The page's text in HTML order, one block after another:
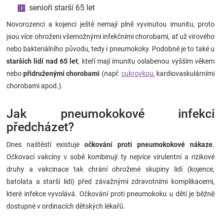
senioři starší 65 let
Novorozenci a kojenci ještě nemají plně vyvinutou imunitu, proto
jsou více ohroženi všemožnými infekčními chorobami, ať už virového
nebo bakteriálního původu, tedy i pneumokoky. Podobné je to také u
starších lidí nad 65 let, kteří mají imunitu oslabenou vyšším věkem
nebopřidruženými chorobami (např. cukrovkou, kardiovaskulárními
chorobami apod.).
Jak pneumokokové infekci
předcházet?
Dnes naštěstí existuje očkování proti pneumokokové nákaze.
Očkovací vakcíny v sobě kombinují ty nejvíce virulentní a rizikové
druhy a vakcinace tak chrání ohrožené skupiny lidí (kojence,
batolata a starší lidi) před závažnými zdravotními komplikacemi,
které infekce vyvolává. Očkování proti pneumokoku u dětí je běžně
dostupné v ordinacích dětských lékařů.